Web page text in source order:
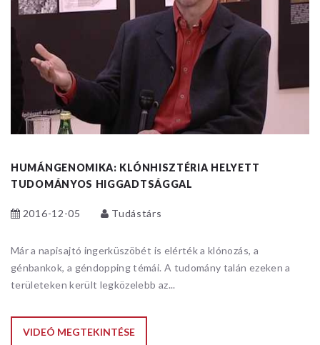
HUMÁNGENOMIKA: KLÓNHISZTÉRIA HELYETT
TUDOMÁNYOS HIGGADTSÁGGAL
2016-12-05 Tudástárs
Már a napisajtó ingerküszöbét is elérték a klónozás, a
génbankok, a géndopping témái. A tudomány talán ezeken a
területeken került legközelebb az...
VIDEÓ MEGTEKINTÉSE